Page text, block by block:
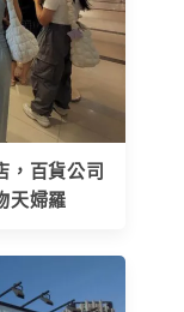
，百貨公司
天婦羅